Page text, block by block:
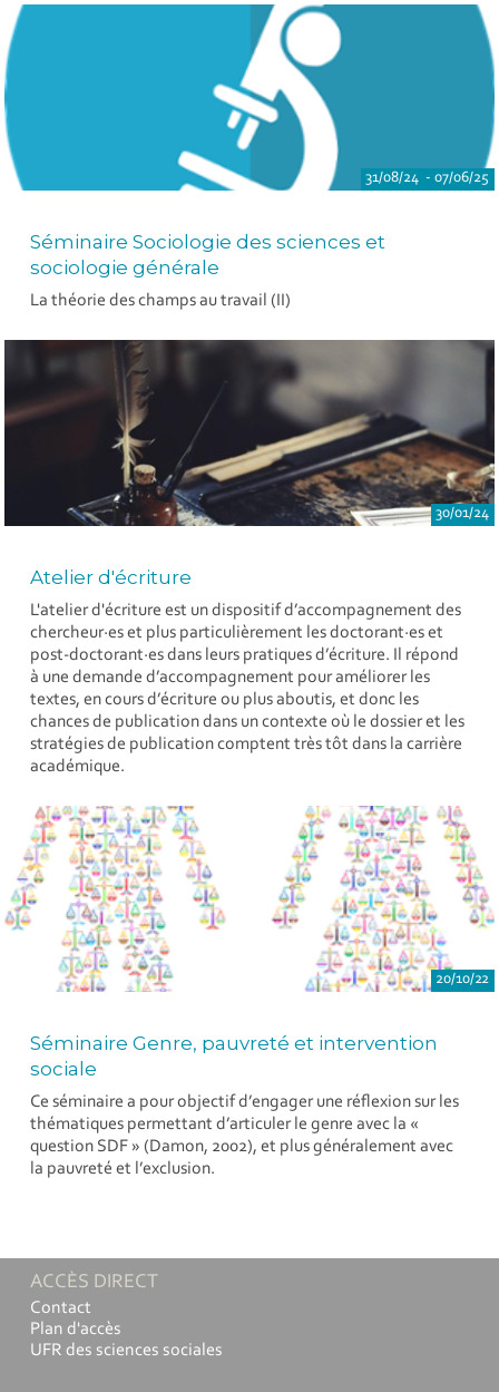
31/08/24 - 07/06/25
Séminaire Sociologie des sciences et
sociologie générale
La théorie des champs au travail (II)
30/01/24
Atelier d'écriture
L'atelier d'écriture est un dispositif d’accompagnement des
chercheur·es et plus particulièrement les doctorant·es et
post-doctorant·es dans leurs pratiques d’écriture. Il répond
à une demande d’accompagnement pour améliorer les
textes, en cours d’écriture ou plus aboutis, et donc les
chances de publication dans un contexte où le dossier et les
stratégies de publication comptent très tôt dans la carrière
académique.
20/10/22
Séminaire Genre, pauvreté et intervention
sociale
Ce séminaire a pour objectif d’engager une réflexion sur les
thématiques permettant d’articuler le genre avec la «
question SDF » (Damon, 2002), et plus généralement avec
la pauvreté et l’exclusion.
ACCÈS DIRECT
Contact
Plan d'accès
UFR des sciences sociales